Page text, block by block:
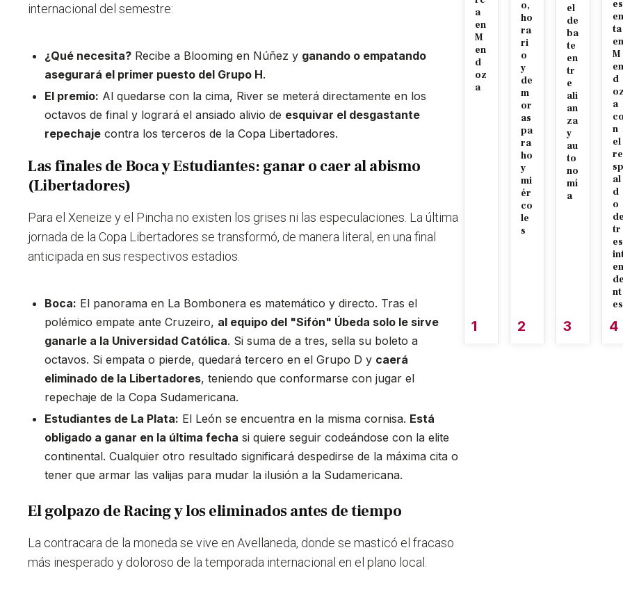
internacional del semestre:
¿Qué necesita? Recibe a Blooming en Núñez y ganando o empatando
asegurará el primer puesto del Grupo H.
El premio: Al quedarse con la cima, River se meterá directamente en los
octavos de final y logrará el ansiado alivio de esquivar el desgastante
repechaje contra los terceros de la Copa Libertadores.
Las finales de Boca y Estudiantes: ganar o caer al abismo
(Libertadores)
Para el Xeneize y el Pincha no existen los grises ni las especulaciones. La última
jornada de la Copa Libertadores se transformó, de manera literal, en una final
anticipada en sus respectivos estadios.
Boca: El panorama en La Bombonera es matemático y directo. Tras el
polémico empate ante Cruzeiro, al equipo del "Sifón" Úbeda solo le sirve
ganarle a la Universidad Católica. Si suma de a tres, sella su boleto a
octavos. Si empata o pierde, quedará tercero en el Grupo D y caerá
eliminado de la Libertadores, teniendo que conformarse con jugar el
repechaje de la Copa Sudamericana.
Estudiantes de La Plata: El León se encuentra en la misma cornisa. Está
obligado a ganar en la última fecha si quiere seguir codeándose con la elite
continental. Cualquier otro resultado significará despedirse de la máxima cita o
tener que armar las valijas para mudar la ilusión a la Sudamericana.
El golpazo de Racing y los eliminados antes de tiempo
La contracara de la moneda se vive en Avellaneda, donde se masticó el fracaso
más inesperado y doloroso de la temporada internacional en el plano local.
a
en
M
en
d
oz
a
1
o,
ho
ra
ri
o
y
de
m
or
as
pa
ra
ho
y
mi
ér
co
le
s
2
el
de
ba
te
en
tr
e
ali
an
za
y
au
to
no
mí
a
3
es
en
ta
en
M
en
d
oz
a
co
n
el
re
sp
al
d
o
de
tr
es
en
de
nt
es
4